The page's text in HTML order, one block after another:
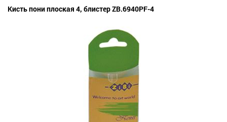
Кисть пони плоская 4, блистер ZB.6940PF-4